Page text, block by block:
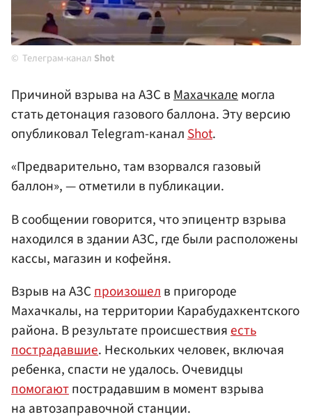
Телеграм-канал Shot
Причиной взрыва на АЗС вМахачкалемогла
стать детонация газового баллона. Эту версию
опубликовал Telegram-каналShot.
«Предварительно, там взорвался газовый
баллон», — отметили в публикации.
В сообщении говорится, что эпицентр взрыва
находился в здании АЗС, где были расположены
кассы, магазин и кофейня.
Взрыв на АЗСпроизошелв пригороде
Махачкалы, на территории Карабудахкентского
района. В результате происшествияесть
пострадавшие. Нескольких человек, включая
ребенка, спасти не удалось. Очевидцы
помогаютпострадавшим в момент взрыва
на автозаправочной станции.